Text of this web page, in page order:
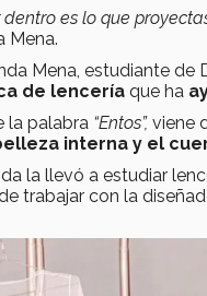
dentro es lo que
Mena.
Mena, estudiante de
de lencería que ha
la palabra “Entos”, viene
interna y el
la llevó a estudiar
trabajar con la